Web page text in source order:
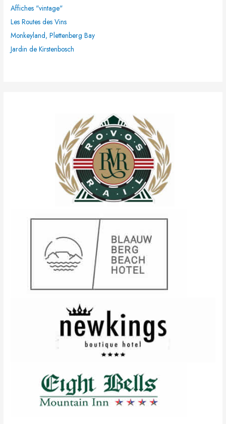
:Affiches "vintage"
Les Routes des Vins
Monkeyland, Plettenberg Bay
Jardin de Kirstenbosch